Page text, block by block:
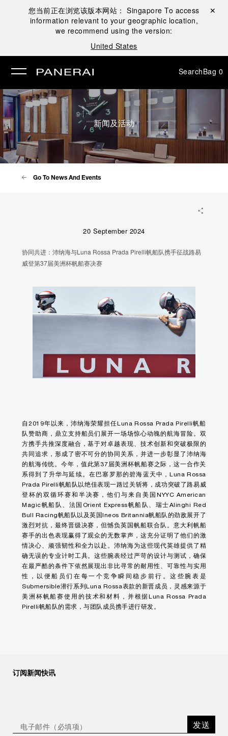
您当前正在浏览该版本网站：Singapore To access
information relevant to your geographic location,
we recommend using the version:
United States
Close ✕
SearchBag 0
新闻及活动
Go To News And Events
20 September 2024
协同共进：沛纳海与Luna Rossa Prada Pirelli帆船队携手征战路易
威登第37届美洲杯帆船赛决赛
自2019年以来，沛纳海荣耀担任Luna Rossa Prada Pirelli帆船
队赞助商，鼎立支持船员们展开一场场惊心动魄的航海冒险。双
方携手共推深度融合，基于对卓越表现、技术创新和突破极限的
共同追求，形成了密不可分的协同关系，并进一步彰显了沛纳海
的航海传统。今年，值此第37届美洲杯帆船赛之际，这一合作关
系得到了升华与延续。在巴塞罗那的碧海蓝天中，Luna Rossa
Prada Pirelli帆船队以绝佳表现一路过关斩将，成功突破了路易威
登杯的双循环赛和半决赛，他们与来自美国NYYC American
Magic帆船队、法国Orient Express帆船队、瑞士Alinghi Red
Bull Racing帆船队以及英国Ineos Britannia帆船队的劲敌展开了
激烈对抗，最终晋级决赛，但憾负英国帆船联合队。意大利帆船
赛手的出色表现赢得了观众的无数掌声，这充分证明了他们的激
情决心、顽强韧性和全力以赴。沛纳海为这些现代英雄提供了精
确无误的专业计时工具。这些腕表经过严苛的设计与测试，确保
在最严酷的条件下依然展现出非比寻常的耐用性、可靠性与实用
性，以便船员们在每一个竞争瞬间稳步前行。这些腕表是
Submersible潜行系列Luna Rossa表款的新晋成员，灵感来源于
美洲杯帆船赛使用的技术和材料，并根据Luna Rossa Prada
Pirelli帆船队的需求，与团队成员携手进行研发。
订阅新闻快讯
发送